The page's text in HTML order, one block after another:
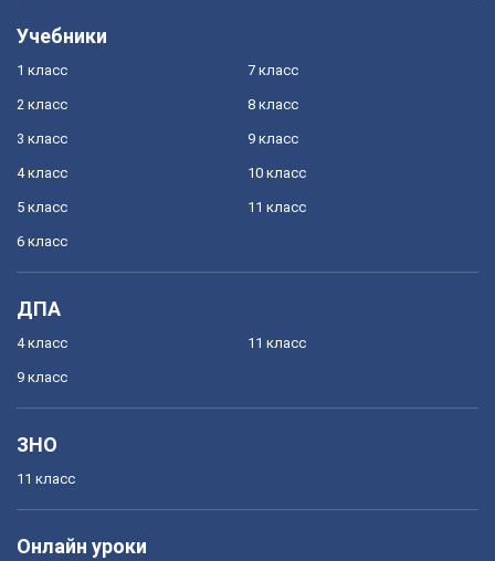
Учебники
1 класс
2 класс
3 класс
4 класс
5 класс
6 класс
7 класс
8 класс
9 класс
10 класс
11 класс
ДПА
4 класс
9 класс
11 класс
ЗНО
11 класс
Онлайн уроки